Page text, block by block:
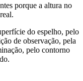
porque a altura no
do espelho, pelo
de observação, pela
pelo contorno